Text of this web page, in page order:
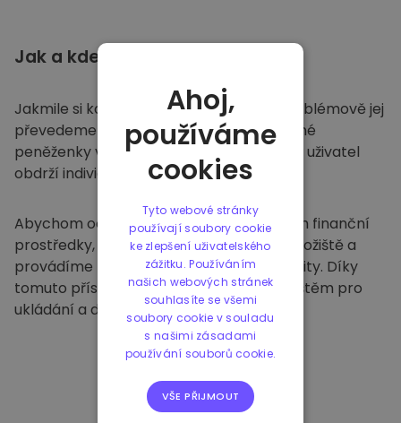
Jak a kde
Jakmile si koupíte na Kriptomatu
, bezproblémově jej
převedeme do vaší vyhrazené a bezpečné
peněženky v rámci naší platformy. Každý uživatel
obdrží individuální peněženku.
Abychom ochránili naše zákazníky a jejich finanční
prostředky, nabízíme bezpečné offline úložiště a
provádíme pravidelné bezpečnostní audity. Díky
tomuto přístupu je naše platforma útočištěm pro
ukládání a dalších kryptoměn.
Ahoj,
používáme
cookies
Tyto webové stránky
používají soubory cookie
ke zlepšení uživatelského
zážitku. Používáním
našich webových stránek
souhlasíte se všemi
soubory cookie v souladu
s našimi zásadami
používání souborů cookie.
VŠE PŘIJMOUT